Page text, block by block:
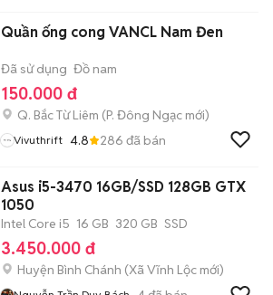
Quần ống cong VANCL Nam Đen
Đã sử dụng Đồ nam
150.000 đ
Q. Bắc Từ Liêm (P. Đông Ngạc mới)
Vivuthrift 4.8 286 đã bán
Asus i5-3470 16GB/SSD 128GB GTX
1050
Intel Core i5 16 GB 320 GB SSD
3.450.000 đ
Huyện Bình Chánh (Xã Vĩnh Lộc mới)